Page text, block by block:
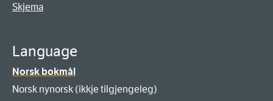
Skjema
Language
Norsk bokmål
Norsk nynorsk (ikkje tilgjengeleg)